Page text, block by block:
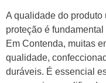
A qualidade do
proteção é
Em Contenda, muitas
qualidade,
duráveis. É essencial